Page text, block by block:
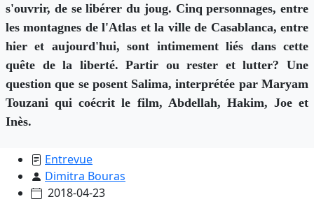
s'ouvrir, de se libérer du joug. Cinq personnages, entre
les montagnes de l'Atlas et la ville de Casablanca, entre
hier et aujourd'hui, sont intimement liés dans cette
quête de la liberté. Partir ou rester et lutter? Une
question que se posent Salima, interprétée par Maryam
Touzani qui coécrit le film, Abdellah, Hakim, Joe et
Inès.
Entrevue
Dimitra Bouras
2018-04-23